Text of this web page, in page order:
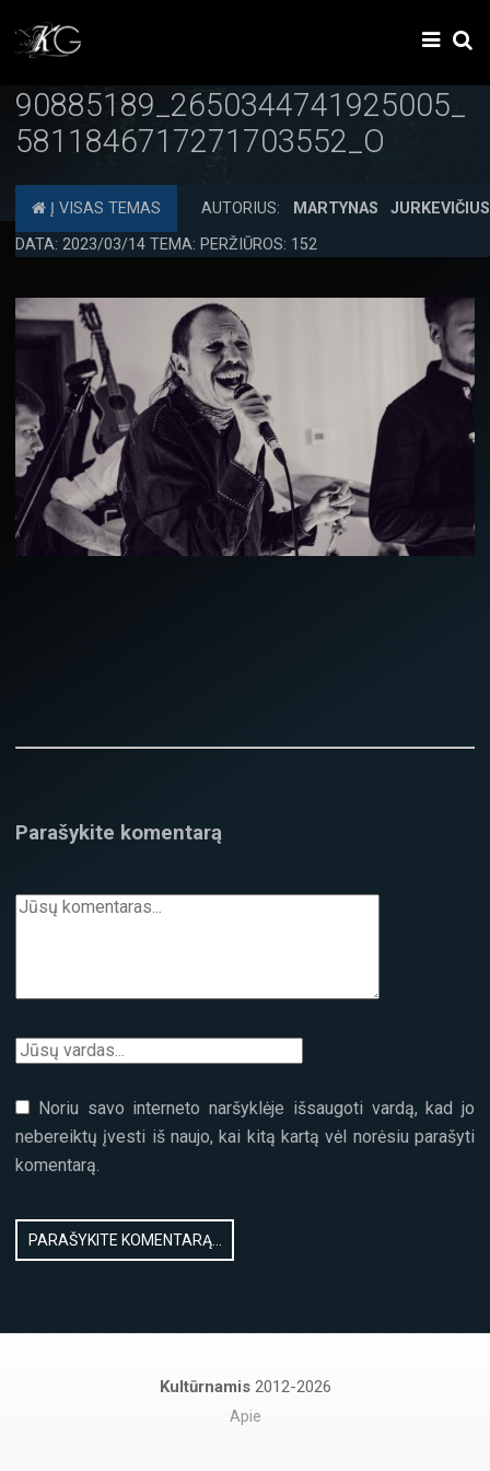
90885189_2650344741925005_
5811846717271703552_O
Į VISAS TEMAS AUTORIUS:
MARTYNAS JURKEVIČIUS
DATA: 2023/03/14 TEMA: PERŽIŪROS: 152
Parašykite komentarą
Noriu savo interneto naršyklėje išsaugoti vardą, kad jo
nebereiktų įvesti iš naujo, kai kitą kartą vėl norėsiu parašyti
komentarą.
Kultūrnamis 2012-2026
Apie